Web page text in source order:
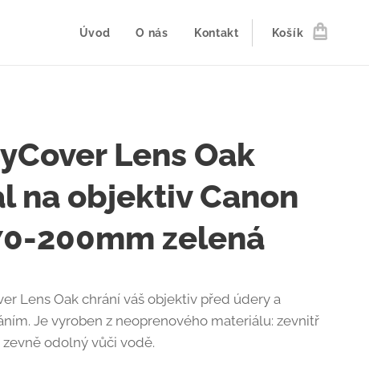
Úvod O nás Kontakt Košík
Lens Oak
na objektiv Canon
200mm zelená
Lens Oak chrání váš objektiv před údery a
Je vyroben z neoprenového materiálu: zevnitř
zevně odolný vůči vodě.